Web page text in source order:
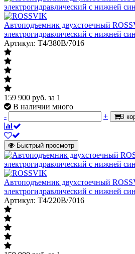
Автоподъемник двухстоечный
электрогидравлический с нижней
Артикул: T4/380В/7016
159 900 руб. за 1
В наличии много
-
+ В
Быстрый просмотр
Автоподъемник двухстоечный
электрогидравлический с нижней
Артикул: T4/220В/7016